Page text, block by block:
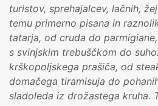
turistov, sprehajalcev, lačnih,
temu primerno pisana in
tatarja, od cruda do
s svinjskim trebuščkom do
krškopoljskega prašiča, od
domačega tiramisuja do
sladoleda iz drožastega kruha.